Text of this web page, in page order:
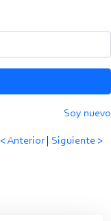
Soy nuevo
< Anterior Siguiente >